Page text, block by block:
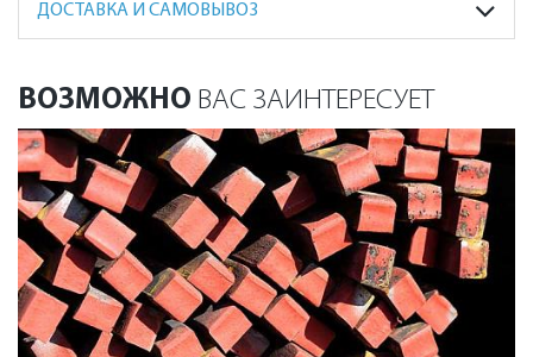
ДОСТАВКА И САМОВЫВОЗ
ВОЗМОЖНО ВАС ЗАИНТЕРЕСУЕТ